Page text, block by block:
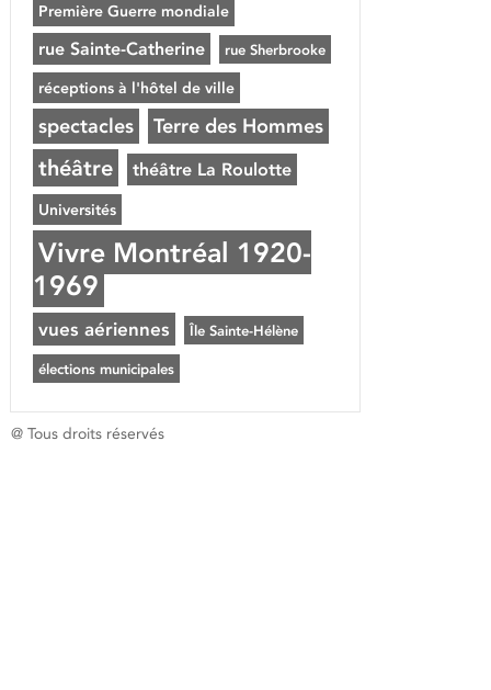
Première Guerre mondiale
rue Sainte-Catherine rue Sherbrooke
réceptions à l'hôtel de ville
spectacles Terre des Hommes
théâtre théâtre La Roulotte
Universités
Vivre Montréal 1920-
1969
vues aériennes Île Sainte-Hélène
élections municipales
@ Tous droits réservés